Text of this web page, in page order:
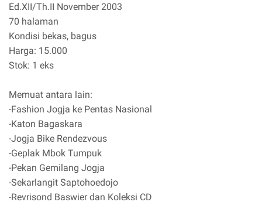
Ed.XII/Th.II November 2003
70 halaman
Kondisi bekas, bagus
Harga: 15.000
Stok: 1 eks
Memuat antara lain:
-Fashion Jogja ke Pentas Nasional
-Katon Bagaskara
-Jogja Bike Rendezvous
-Geplak Mbok Tumpuk
-Pekan Gemilang Jogja
-Sekarlangit Saptohoedojo
-Revrisond Baswier dan Koleksi CD